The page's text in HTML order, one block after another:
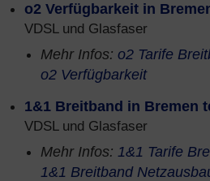
o2 Verfügbarkeit in
VDSL und Glasfaser
Mehr Infos: o2 Tarife
o2 Verfügbarkeit
1&1 Breitband in Bremen
VDSL und Glasfaser
Mehr Infos: 1&1 Tarife
1&1 Breitband